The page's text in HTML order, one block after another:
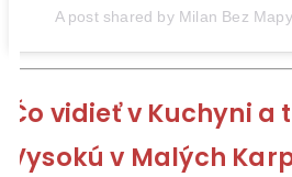
A post shared by Milan Bez
Čo vidieť v Kuchyni a
Vysokú v Malých